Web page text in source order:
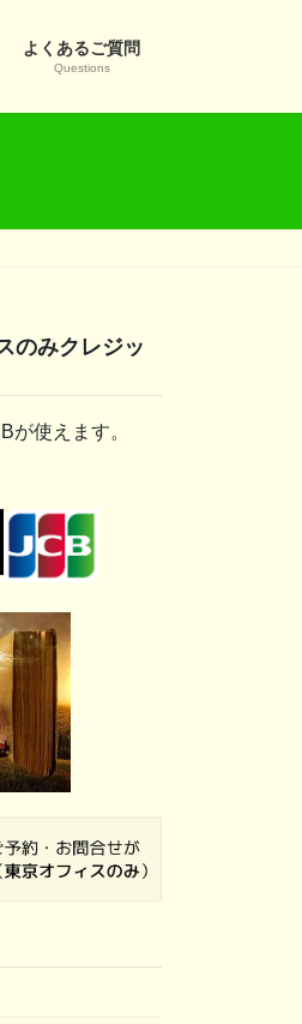
よくあるご質問
Questions
のみクレジッ
が使えます。